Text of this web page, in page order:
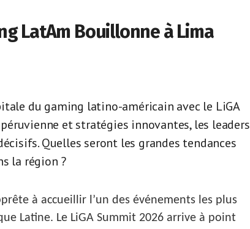
LatAm Bouillonne à Lima
du gaming latino-américain avec le LiGA
et stratégies innovantes, les leaders
Quelles seront les grandes tendances
la région ?
à accueillir l’un des événements les plus
Latine. Le LiGA Summit 2026 arrive à point